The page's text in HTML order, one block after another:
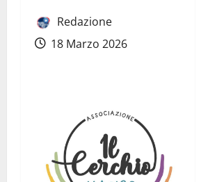
Redazione
18 Marzo 2026